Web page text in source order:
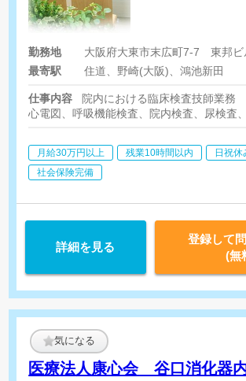
勤務地
大阪府大東市末広町7-7 東邦ビ
最寄駅
住道、野崎(大阪)、鴻池新田
仕事内容
院内における臨床検査技師業務
心電図、呼吸機能検査、院内検査、尿検査
そのほか、クリニックに係る業務
月給30万円以上 残業10時間以内
日祝休
社会保険完備
詳細を見る
登録して
(無
気になる
医療法人康心会 谷口消化器